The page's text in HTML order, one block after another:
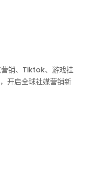
销、Tiktok、游戏挂
开启全球社媒营销新